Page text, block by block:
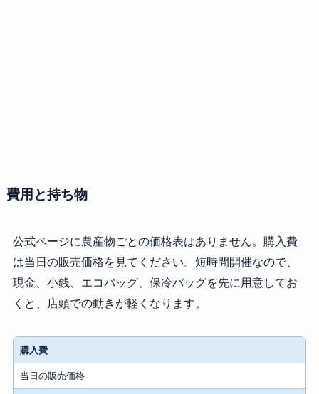
費用と持ち物
公式ページに農産物ごとの価格表はありません。購入費
は当日の販売価格を見てください。短時間開催なので、
現金、小銭、エコバッグ、保冷バッグを先に用意してお
くと、店頭での動きが軽くなります。
購入費
当日の販売価格